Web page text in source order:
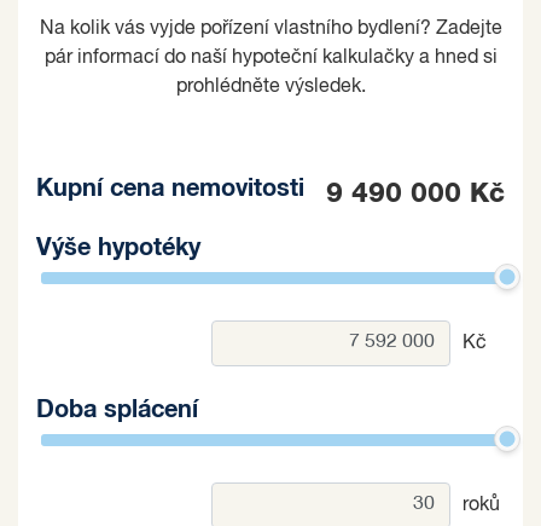
Na kolik vás vyjde pořízení vlastního bydlení? Zadejte
pár informací do naší hypoteční kalkulačky a hned si
prohlédněte výsledek.
Kupní cena nemovitosti 9 490 000 Kč
Výše hypotéky
Kč
Doba splácení
roků